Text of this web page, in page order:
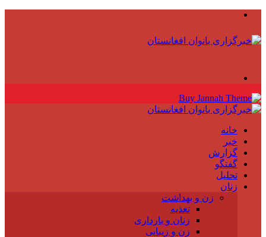
خانه
خبر
گزارش
گفتگو
تحلیل
زنان
زن و بهداشت
تغذیه
زنان و بارداری
زن و زیبایی